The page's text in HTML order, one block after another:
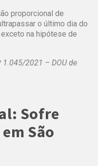
proporcional de
o último dia do
na hipótese de
1.045/2021 – DOU de
Sofre
São